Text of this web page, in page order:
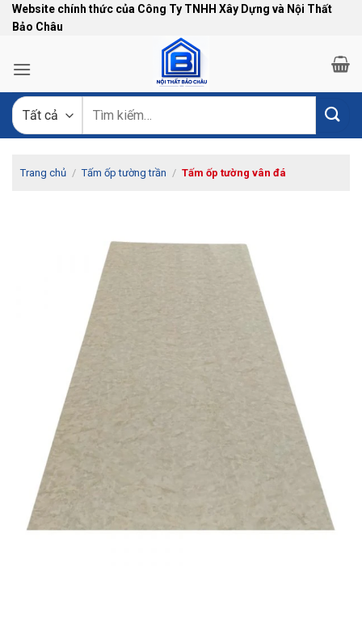
Bỏ
qua
dung
Website chính thức của Công Ty TNHH Xây Dựng và Nội Thất
Bảo Châu
kiếm:
Trang chủ / Tấm ốp tường trần / Tấm ốp tường vân đá